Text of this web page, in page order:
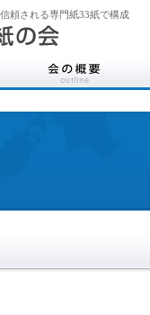
頼される専門紙33紙で構成